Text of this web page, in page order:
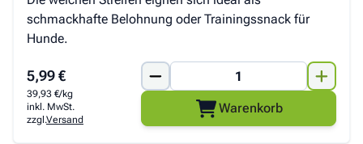
schmackhafte Belohnung oder Trainingssnack für
Hunde.
5,99 €
39,93 €/kg
inkl. MwSt.
zzgl.Versand
Warenkorb